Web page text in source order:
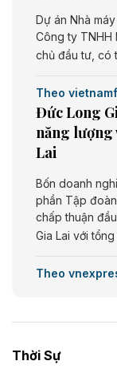
Dự án Nhà
Công ty TNHH
chủ đầu tư, có
Theo
Đức Long
năng lượng
Lai
Bốn doanh
phần Tập
chấp thuận
Gia Lai với
Theo
đất để đầu tư
Thời Sự